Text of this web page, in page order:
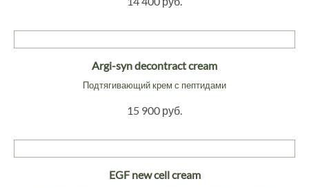
Argi-syn decontract cream
Подтягивающий крем с пептидами
15 900 руб.
EGF new cell cream